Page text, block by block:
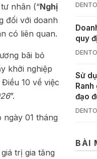
nhân (“Nghị
đối với doanh
có liên quan.
bãi bỏ
khởi nghiệp
10 về việc
”.
01 tháng
trị gia tăng
quy
Sử
đạo
BÀI